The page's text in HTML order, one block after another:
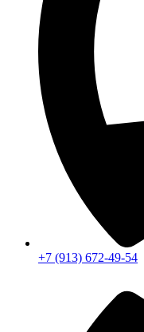
+7 (913) 672-49-54